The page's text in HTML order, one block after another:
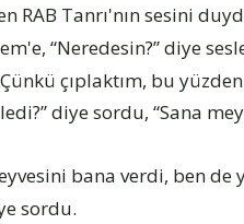
Tanrı'nın sesini
“Neredesin?” diye
çıplaktım, bu
diye sordu, “Sana
bana verdi, ben de
sordu.